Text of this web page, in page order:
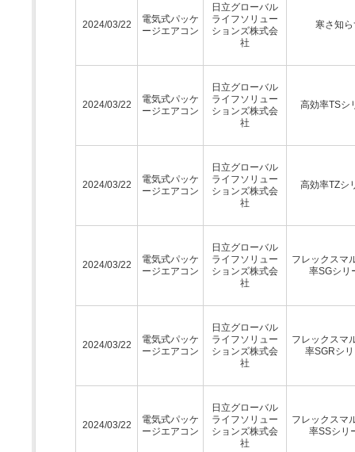
2024/03/22
電気式パッケ
ージエアコン
日立グローバル
ライフソリュー
ションズ株式会
社
寒さ知
2024/03/22
電気式パッケ
ージエアコン
日立グローバル
ライフソリュー
ションズ株式会
社
高効率TSシ
2024/03/22
電気式パッケ
ージエアコン
日立グローバル
ライフソリュー
ションズ株式会
社
高効率TZシ
2024/03/22
電気式パッケ
ージエアコン
日立グローバル
ライフソリュー
ションズ株式会
社
フレックスマ
率SGシリ
2024/03/22
電気式パッケ
ージエアコン
日立グローバル
ライフソリュー
ションズ株式会
社
フレックスマ
率SGRシ
2024/03/22
電気式パッケ
ージエアコン
日立グローバル
ライフソリュー
ションズ株式会
社
フレックスマ
率SSシリ